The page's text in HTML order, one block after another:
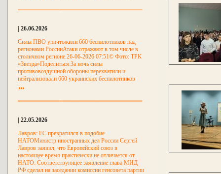
| 26.06.2026
Силы ПВО уничтожили 660 беспилотников над
регионами РоссииАтаки отражают в том числе в
столичном регионе.26-06-2026 07:51© Фото: ТРК
«Звезда»Поделиться:За ночь силы
противовоздушной обороны перехватили и
нейтрализовали 660 украинских беспилотников
| 22.05.2026
Лавров: ЕС превратился в подобие
НАТОМинистр иностранных дел России Сергей
Лавров заявил, что Европейский союз в
настоящее время практически не отличается от
НАТО. Соответствующее заявление глава МИД
РФ сделал на заседании комиссии генсовета партии